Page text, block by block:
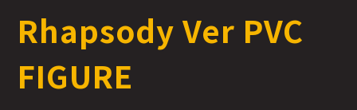
Rhapsody Ver PVC
FIGURE